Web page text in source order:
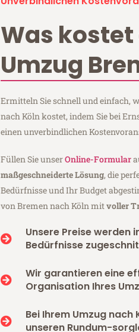
Was kostet
Umzug
Ermitteln Sie schnell und einfach,
nach Köln kostet, indem Sie bei
einen unverbindlichen
Füllen Sie unserOnline-Formular
maßgeschneiderte Lösung, die
Bedürfnisse und Ihr Budget
von Bremen nach Köln mitvoller
Unsere Preise werden
Bedürfnisse
Wir garantieren eine
Organisation Ihres
Bei Ihrem Umzug nach
unseren Rundum-